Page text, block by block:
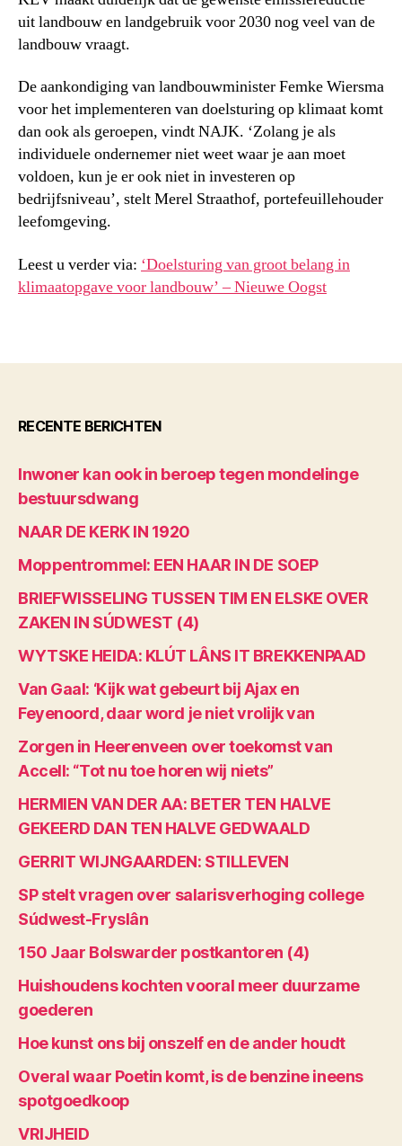
uit landbouw en landgebruik voor 2030 nog veel van de
landbouw vraagt.
De aankondiging van landbouwminister Femke Wiersma
voor het implementeren van doelsturing op klimaat komt
dan ook als geroepen, vindt NAJK. ‘Zolang je als
individuele ondernemer niet weet waar je aan moet
voldoen, kun je er ook niet in investeren op
bedrijfsniveau’, stelt Merel Straathof, portefeuillehouder
leefomgeving.
Leest u verder via: ‘Doelsturing van groot belang in
klimaatopgave voor landbouw’ – Nieuwe Oogst
RECENTE BERICHTEN
Inwoner kan ook in beroep tegen mondelinge
bestuursdwang
NAAR DE KERK IN 1920
Moppentrommel: EEN HAAR IN DE SOEP
BRIEFWISSELING TUSSEN TIM EN ELSKE OVER
ZAKEN IN SÚDWEST (4)
WYTSKE HEIDA: KLÚT LÂNS IT BREKKENPAAD
Van Gaal: ‘Kijk wat gebeurt bij Ajax en
Feyenoord, daar word je niet vrolijk van
Zorgen in Heerenveen over toekomst van
Accell: “Tot nu toe horen wij niets”
HERMIEN VAN DER AA: BETER TEN HALVE
GEKEERD DAN TEN HALVE GEDWAALD
GERRIT WIJNGAARDEN: STILLEVEN
SP stelt vragen over salarisverhoging college
Súdwest-Fryslân
150 Jaar Bolswarder postkantoren (4)
Huishoudens kochten vooral meer duurzame
goederen
Hoe kunst ons bij onszelf en de ander houdt
Overal waar Poetin komt, is de benzine ineens
spotgoedkoop
VRIJHEID